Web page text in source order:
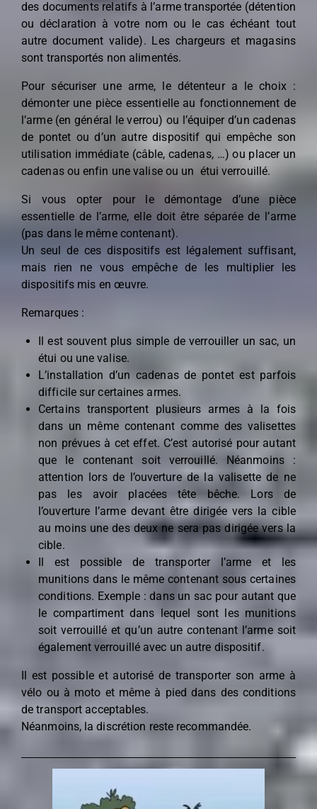
des documents relatifs à l’arme transportée (détention
ou déclaration à votre nom ou le cas échéant tout
autre document valide). Les chargeurs et magasins
sont transportés non alimentés.
Pour sécuriser une arme, le détenteur a le choix :
démonter une pièce essentielle au fonctionnement de
l’arme (en général le verrou) ou l’équiper d’un cadenas
de pontet ou d’un autre dispositif qui empêche son
utilisation immédiate (câble, cadenas, …) ou placer un
cadenas ou enfin une valise ou un étui verrouillé.
Si vous opter pour le démontage d’une pièce
essentielle de l’arme, elle doit être séparée de l’arme
(pas dans le même contenant).
Un seul de ces dispositifs est légalement suffisant,
mais rien ne vous empêche de les multiplier les
dispositifs mis en œuvre.
Remarques :
Il est souvent plus simple de verrouiller un sac, un
étui ou une valise.
L’installation d’un cadenas de pontet est parfois
difficile sur certaines armes.
Certains transportent plusieurs armes à la fois
dans un même contenant comme des valisettes
non prévues à cet effet. C’est autorisé pour autant
que le contenant soit verrouillé. Néanmoins :
attention lors de l’ouverture de la valisette de ne
pas les avoir placées tête bêche. Lors de
l’ouverture l’arme devant être dirigée vers la cible
au moins une des deux ne sera pas dirigée vers la
cible.
Il est possible de transporter l’arme et les
munitions dans le même contenant sous certaines
conditions. Exemple : dans un sac pour autant que
le compartiment dans lequel sont les munitions
soit verrouillé et qu’un autre contenant l’arme soit
également verrouillé avec un autre dispositif.
Il est possible et autorisé de transporter son arme à
vélo ou à moto et même à pied dans des conditions
de transport acceptables.
Néanmoins, la discrétion reste recommandée.